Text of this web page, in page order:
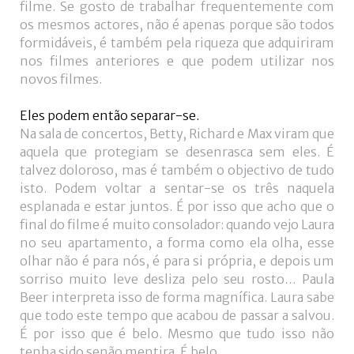
filme. Se gosto de trabalhar frequentemente com
os mesmos actores, não é apenas porque são todos
formidáveis, é também pela riqueza que adquiriram
nos filmes anteriores e que podem utilizar nos
novos filmes.
Eles podem então separar-se.
Na sala de concertos, Betty, Richard e Max viram que
aquela que protegiam se desenrasca sem eles. É
talvez doloroso, mas é também o objectivo de tudo
isto. Podem voltar a sentar-se os três naquela
esplanada e estar juntos. É por isso que acho que o
final do filme é muito consolador: quando vejo Laura
no seu apartamento, a forma como ela olha, esse
olhar não é para nós, é para si própria, e depois um
sorriso muito leve desliza pelo seu rosto… Paula
Beer interpreta isso de forma magnífica. Laura sabe
que todo este tempo que acabou de passar a salvou.
É por isso que é belo. Mesmo que tudo isso não